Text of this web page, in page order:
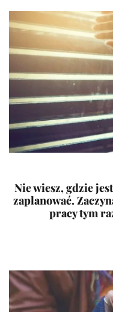
Nie wiesz, gdzie
zaplanować.
pracy tym